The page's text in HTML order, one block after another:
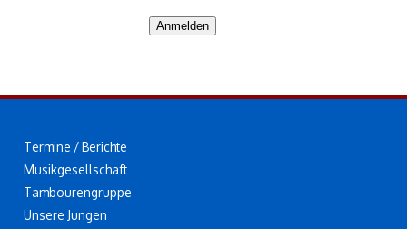
Anmelden
Termine / Berichte
Musikgesellschaft
Tambourengruppe
Unsere Jungen